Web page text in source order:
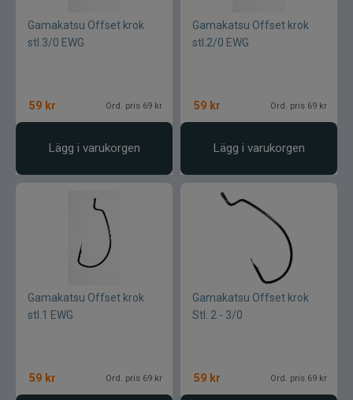
Cotton Cordell
Cisco Kid
Dano Fly
Drennan
Eastfields Lures
Gamakatsu Offset krok
stl.3/0 EWG
59 kr Ord. pris 69 kr
Lägg i varukorgen
Gamakatsu Offset krok
stl.2/0 EWG
59 kr Ord. pris 69 kr
Lägg i varukorgen
Gamakatsu Offset krok
stl.1 EWG
59 kr Ord. pris 69 kr
Gamakatsu Offset krok
Stl. 2 - 3/0
59 kr Ord. pris 69 kr